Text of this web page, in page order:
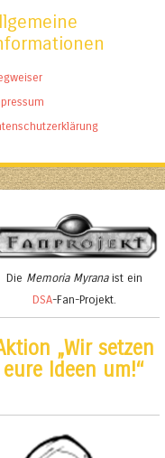
Die Memoria Myranaist ein
DSA-Fan-Projekt.
„Wir setzen
eure Ideen um!“